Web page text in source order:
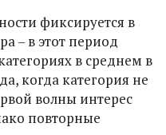
фиксируется в
– в этот период
в среднем в
когда категория не
волны интерес
повторные